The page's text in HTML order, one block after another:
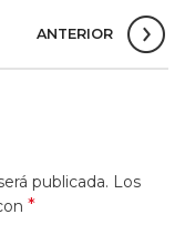
ANTERIOR
publicada. Los
*